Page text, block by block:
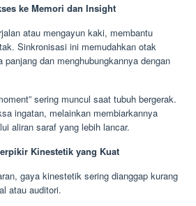
ke Memori dan Insight
atau mengayun kaki, membantu
Sinkronisasi ini memudahkan otak
dan menghubungkannya dengan
sering muncul saat tubuh bergerak.
ingatan, melainkan membiarkannya
aliran saraf yang lebih lancar.
Kinestetik yang Kuat
gaya kinestetik sering dianggap kurang
atau auditori.